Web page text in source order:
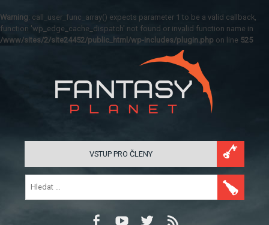
Warning: call_user_func_array() expects parameter 1 to be a valid callback,
function 'wp_edge_cache_dispatch' not found or invalid function name in
/www/sites/2/site24452/public_html/wp-includes/plugin.php on line 525
VSTUP PRO ČLENY